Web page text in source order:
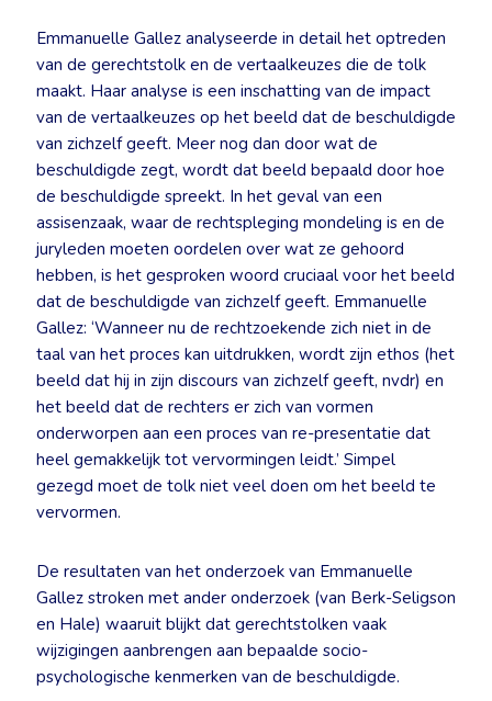
Emmanuelle Gallez analyseerde in detail het optreden
van de gerechtstolk en de vertaalkeuzes die de tolk
maakt. Haar analyse is een inschatting van de impact
van de vertaalkeuzes op het beeld dat de beschuldigde
van zichzelf geeft. Meer nog dan door wat de
beschuldigde zegt, wordt dat beeld bepaald door hoe
de beschuldigde spreekt. In het geval van een
assisenzaak, waar de rechtspleging mondeling is en de
juryleden moeten oordelen over wat ze gehoord
hebben, is het gesproken woord cruciaal voor het beeld
dat de beschuldigde van zichzelf geeft. Emmanuelle
Gallez: ‘Wanneer nu de rechtzoekende zich niet in de
taal van het proces kan uitdrukken, wordt zijn ethos (het
beeld dat hij in zijn discours van zichzelf geeft, nvdr) en
het beeld dat de rechters er zich van vormen
onderworpen aan een proces van re-presentatie dat
heel gemakkelijk tot vervormingen leidt.’ Simpel
gezegd moet de tolk niet veel doen om het beeld te
vervormen.
De resultaten van het onderzoek van Emmanuelle
Gallez stroken met ander onderzoek (van Berk-Seligson
en Hale) waaruit blijkt dat gerechtstolken vaak
wijzigingen aanbrengen aan bepaalde socio-
psychologische kenmerken van de beschuldigde.